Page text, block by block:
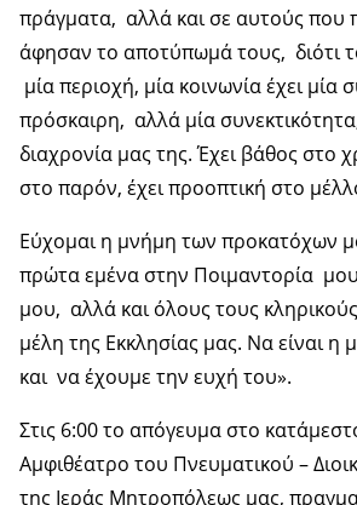
πράγματα, αλλά και σε αυτούς που
άφησαν το αποτύπωμά τους, διότι
μία περιοχή, μία κοινωνία έχει μία
πρόσκαιρη, αλλά μία
διαχρονία μας της. Έχει βάθος στο
στο παρόν, έχει προοπτική στο
Εύχομαι η μνήμη των προκατόχων
πρώτα εμένα στην Ποιμαντορία μου
μου, αλλά και όλους τους
μέλη της Εκκλησίας μας. Να είναι η
και να έχουμε την ευχή του».
Στις 6:00 το απόγευμα στο
Αμφιθέατρο του Πνευματικού –
της Ιεράς Μητροπόλεως μας,